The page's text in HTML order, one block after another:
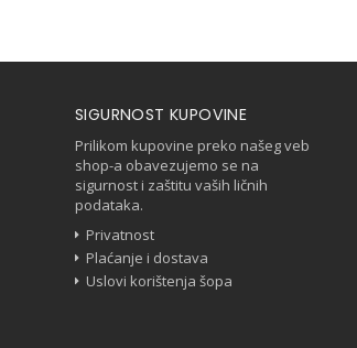
SIGURNOST KUPOVINE
Prilikom kupovine preko našeg veb
shop-a obavezujemo se na
sigurnost i zaštitu vaših ličnih
podataka.
Privatnost
Plaćanje i dostava
Uslovi korištenja šopa